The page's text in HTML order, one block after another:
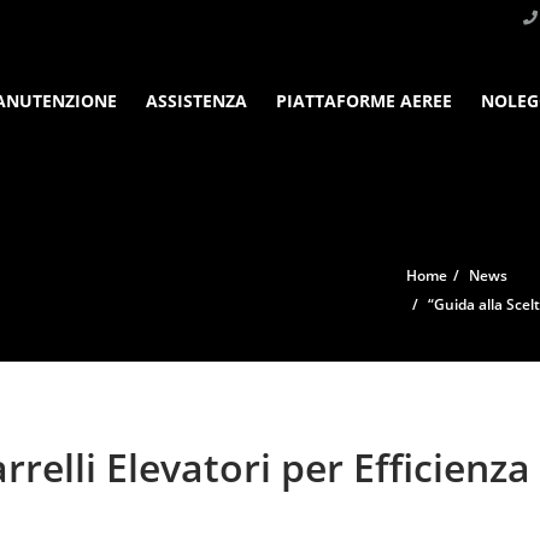
ASSISTENZA PIATTAFORME AEREE
Home
News
“Guida alla
Elevatori per